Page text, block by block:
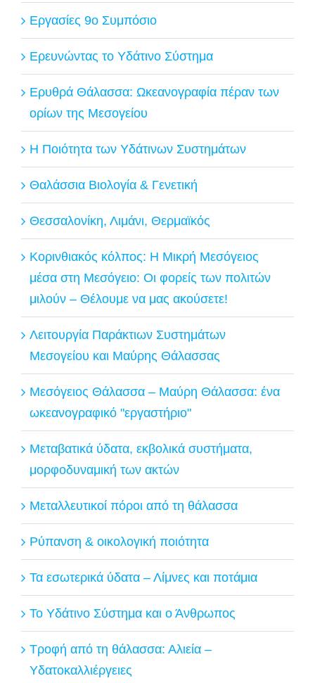
Εργασίες 9ο Συμπόσιο
Ερευνώντας το Υδάτινο Σύστημα
Ερυθρά Θάλασσα: Ωκεανογραφία πέραν των
ορίων της Μεσογείου
Η Ποιότητα των Υδάτινων Συστημάτων
Θαλάσσια Βιολογία & Γενετική
Θεσσαλονίκη, Λιμάνι, Θερμαϊκός
Κορινθιακός κόλπος: Η Μικρή Μεσόγειος
μέσα στη Μεσόγειο: Οι φορείς των πολιτών
μιλούν – Θέλουμε να μας ακούσετε!
Λειτουργία Παράκτιων Συστημάτων
Μεσογείου και Μαύρης Θάλασσας
Μεσόγειος Θάλασσα – Μαύρη Θάλασσα: ένα
ωκεανογραφικό "εργαστήριο"
Μεταβατικά ύδατα, εκβολικά συστήματα,
μορφοδυναμική των ακτών
Μεταλλευτικοί πόροι από τη θάλασσα
Ρύπανση & οικολογική ποιότητα
Τα εσωτερικά ύδατα – Λίμνες και ποτάμια
Το Υδάτινο Σύστημα και ο Άνθρωπος
Τροφή από τη θάλασσα: Αλιεία –
Υδατοκαλλιέργειες